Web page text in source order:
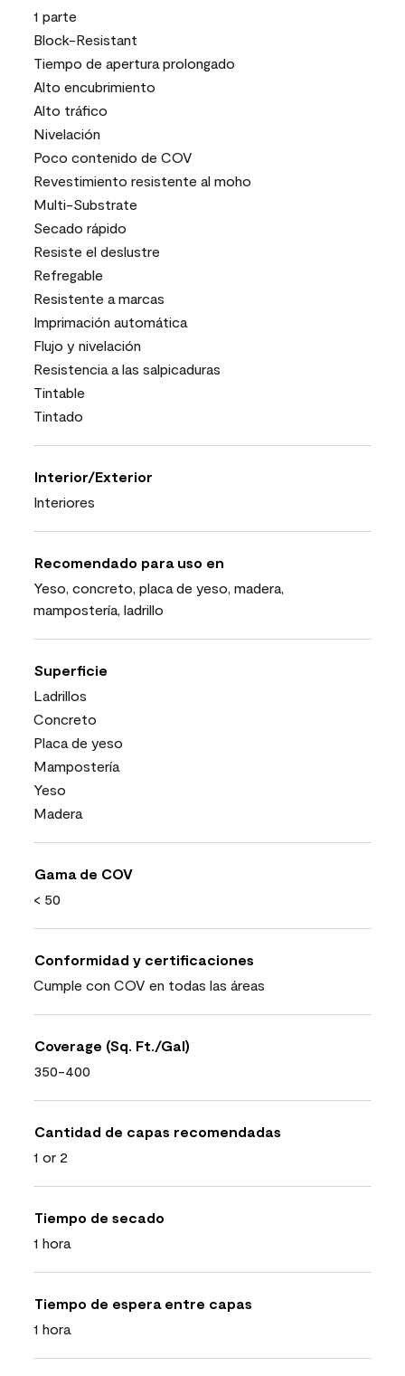
1 parte
Block-Resistant
Tiempo de apertura prolongado
Alto encubrimiento
Alto tráfico
Nivelación
Poco contenido de COV
Revestimiento resistente al moho
Multi-Substrate
Secado rápido
Resiste el deslustre
Refregable
Resistente a marcas
Imprimación automática
Flujo y nivelación
Resistencia a las salpicaduras
Tintable
Tintado
Interior/Exterior
Interiores
Recomendado para uso en
Yeso, concreto, placa de yeso, madera,
mampostería, ladrillo
Superficie
Ladrillos
Concreto
Placa de yeso
Mampostería
Yeso
Madera
Gama de COV
< 50
Conformidad y certificaciones
Cumple con COV en todas las áreas
Coverage (Sq. Ft./Gal)
350-400
Cantidad de capas recomendadas
1 or 2
Tiempo de secado
1 hora
Tiempo de espera entre capas
1 hora